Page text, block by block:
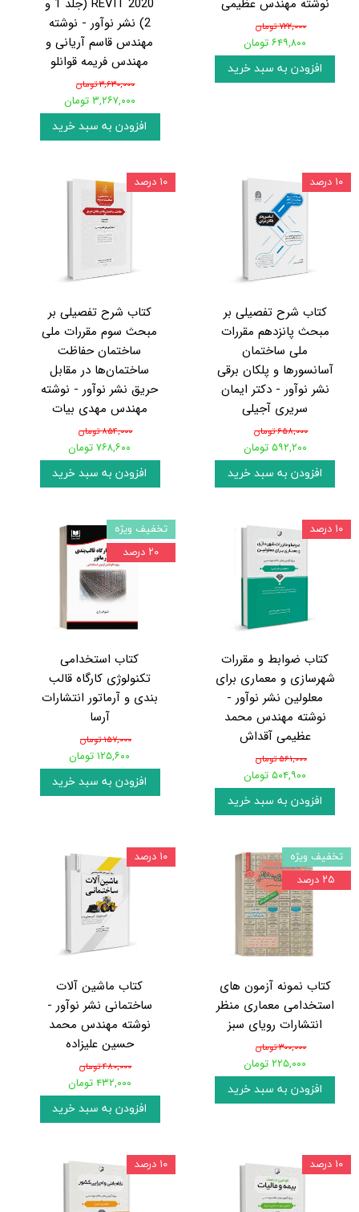
نوشته مهندس عظیمی
۷۲۲,۰۰۰ تومان
۶۴۹,۸۰۰ تومان
افزودن به سبد خرید
REVIT 2020 (جلد 1 و
2) نشر نوآور - نوشته
مهندس قاسم آریانی و
مهندس فریمه قوانلو
۳,۶۳۰,۰۰۰ تومان
۳,۲۶۷,۰۰۰ تومان
افزودن به سبد خرید
کتاب شرح تفصیلی بر
مبحث پانزدهم مقررات
ملی ساختمان
آسانسورها و پلکان برقی
نشر نوآور - دکتر ایمان
سریری آجیلی
۶۵۸,۰۰۰ تومان
۵۹۲,۲۰۰ تومان
افزودن به سبد خرید
۱۰ درصد
کتاب شرح تفصیلی بر
مبحث سوم مقررات ملی
ساختمان حفاظت
ساختمان‌ها در مقابل
حریق نشر نوآور - نوشته
مهندس مهدی بیات
۸۵۴,۰۰۰ تومان
۷۶۸,۶۰۰ تومان
افزودن به سبد خرید
۱۰ درصد
کتاب ضوابط و مقررات
شهرسازی و معماری برای
معلولین نشر نوآور -
نوشته مهندس محمد
عظیمی آقداش
۵۶۱,۰۰۰ تومان
۵۰۴,۹۰۰ تومان
افزودن به سبد خرید
۱۰ درصد
کتاب استخدامی
تکنولوژی کارگاه قالب
بندی و آرماتور انتشارات
آرسا
۱۵۷,۰۰۰ تومان
۱۲۵,۶۰۰ تومان
افزودن به سبد خرید
تخفیف ویژه
۲۰ درصد
کتاب نمونه آزمون های
استخدامی معماری منظر
انتشارات رویای سبز
۳۰۰,۰۰۰ تومان
۲۲۵,۰۰۰ تومان
افزودن به سبد خرید
تخفیف ویژه
۲۵ درصد
کتاب ماشین‌ آلات
ساختمانی نشر نوآور -
نوشته مهندس محمد
حسین علیزاده
۴۸۰,۰۰۰ تومان
۴۳۲,۰۰۰ تومان
افزودن به سبد خرید
۱۰ درصد
۱۰ درصد ۱۰ درصد